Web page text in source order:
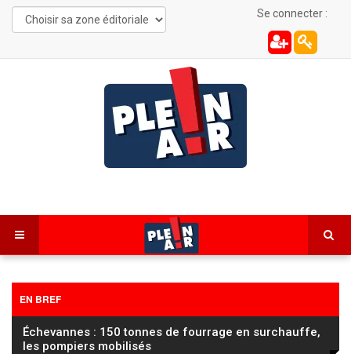
Se connecter :
EN BREF
Échevannes : 150 tonnes de fourrage en surchauffe,
les pompiers mobilisés